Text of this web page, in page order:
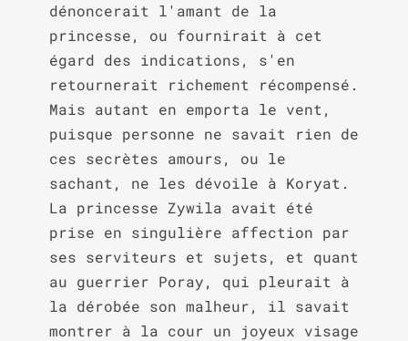
dénoncerait l'amant de la
princesse, ou fournirait à cet
égard des indications, s'en
retournerait richement récompensé.
Mais autant en emporta le vent,
puisque personne ne savait rien de
ces secrètes amours, ou le
sachant, ne les dévoile à Koryat.
La princesse Zywila avait été
prise en singulière affection par
ses serviteurs et sujets, et quant
au guerrier Poray, qui pleurait à
la dérobée son malheur, il savait
montrer à la cour un joyeux visage